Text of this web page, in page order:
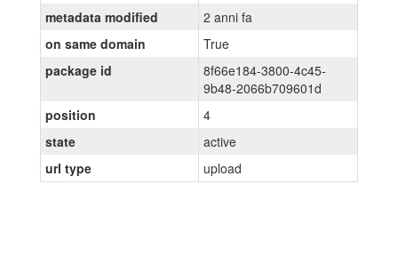
metadata modified
2 anni fa
on same domain
True
package id
8f66e184-3800-4c45-
9b48-2066b709601d
position
4
state
active
url type
upload